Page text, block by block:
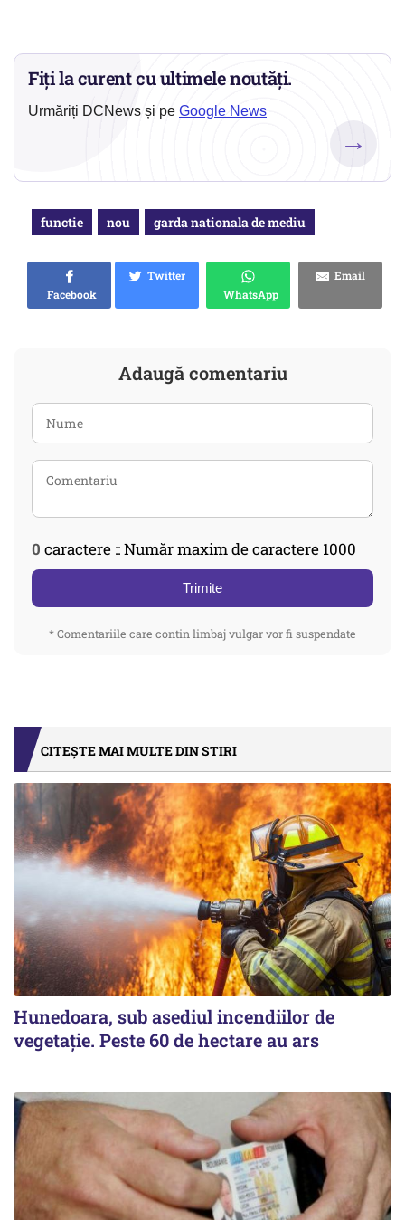
Fiți la curent cu ultimele noutăți.
Urmăriți DCNews și pe Google News
→
functie nou garda nationala de mediu
Facebook
Twitter
WhatsApp
Email
Adaugă comentariu
0 caractere :: Număr maxim de caractere 1000
Trimite
* Comentariile care contin limbaj vulgar vor fi suspendate
CITEȘTE MAI MULTE DIN STIRI
Hunedoara, sub asediul incendiilor de
vegetație. Peste 60 de hectare au ars